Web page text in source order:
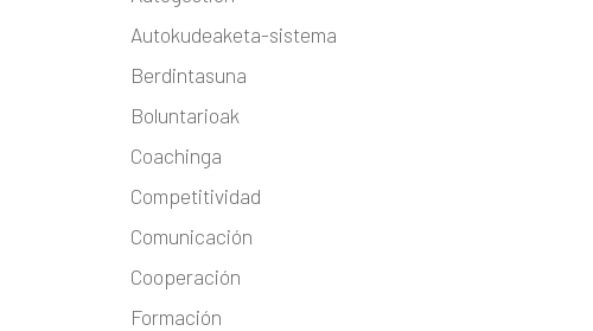
Autokudeaketa-sistema
Berdintasuna
Boluntarioak
Coachinga
Competitividad
Comunicación
Cooperación
Formación